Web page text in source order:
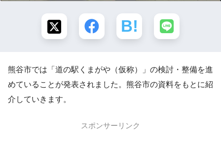
熊谷市では「道の駅くまがや（仮称）」の検討・整備を進
めていることが発表されました。熊谷市の資料をもとに紹
介していきます。
スポンサーリンク